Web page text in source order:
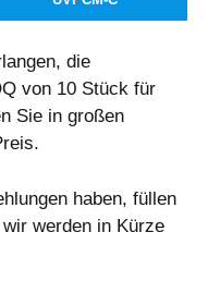
die
von 10 Stück für
Sie in großen
haben, füllen
werden in Kürze